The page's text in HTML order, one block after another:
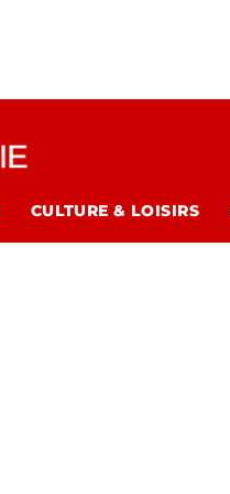
CULTURE & LOISIRS